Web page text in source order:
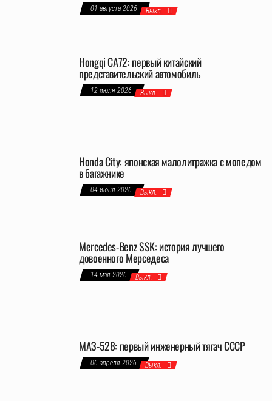
01 августа 2026 Выкл.
Hongqi CA72: первый китайский
представительский автомобиль
12 июля 2026 Выкл.
Honda City: японская малолитражка с мопедом
в багажнике
04 июня 2026 Выкл.
Mercedes-Benz SSK: история лучшего
довоенного Мерседеса
14 мая 2026 Выкл.
МАЗ-528: первый инженерный тягач СССР
06 апреля 2026 Выкл.